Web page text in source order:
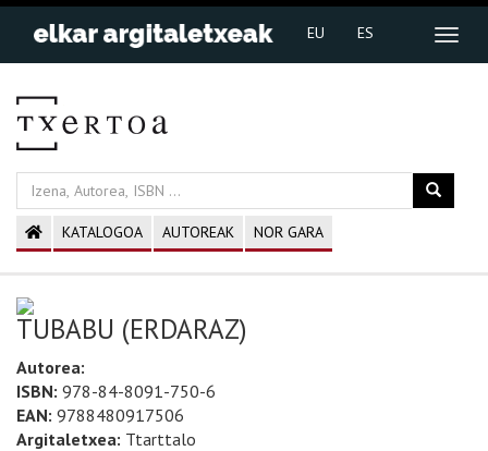
EU ES
KATALOGOA AUTOREAK NOR GARA
TUBABU (ERDARAZ)
Autorea:
ISBN: 978-84-8091-750-6
EAN: 9788480917506
Argitaletxea: Ttarttalo